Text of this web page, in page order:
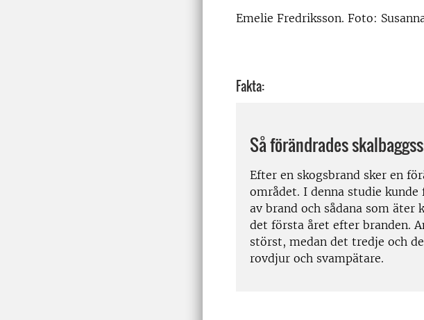
Emelie Fredriksson. Foto:
Fakta:
Så förändrades
Efter en skogsbrand sker en
området. I denna studie kunde
av brand och sådana som
det första året efter branden.
störst, medan det tredje och
rovdjur och svampätare.